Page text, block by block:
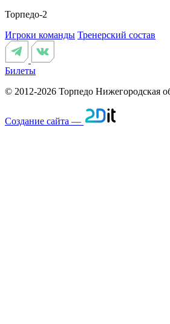
Торпедо-2
Игроки команды Тренерский состав
Билеты
© 2012-2026 Торпедо Нижегородская
Создание сайта —